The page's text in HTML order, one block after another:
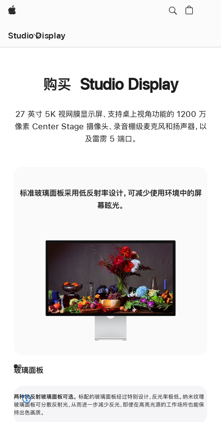
Apple
Studio Display
购买 Studio Display
27 英寸 5K 视网膜显示屏、支持桌上视角功能的 1200 万
像素 Center Stage 摄像头、录音棚级麦克风和扬声器，以
及雷雳 5 端口。
标准玻璃面板采用低反射率设计，可减少使用环境中的屏
幕眩光。
玻璃面板
两种抗反射玻璃面板可选。 标配的玻璃面板经过特别设计，反光率极低。纳米纹理
玻璃面板可分散反射光，从而进一步减少反光，即使在高亮光源的工作场所也能保
持出色画质。
展
开